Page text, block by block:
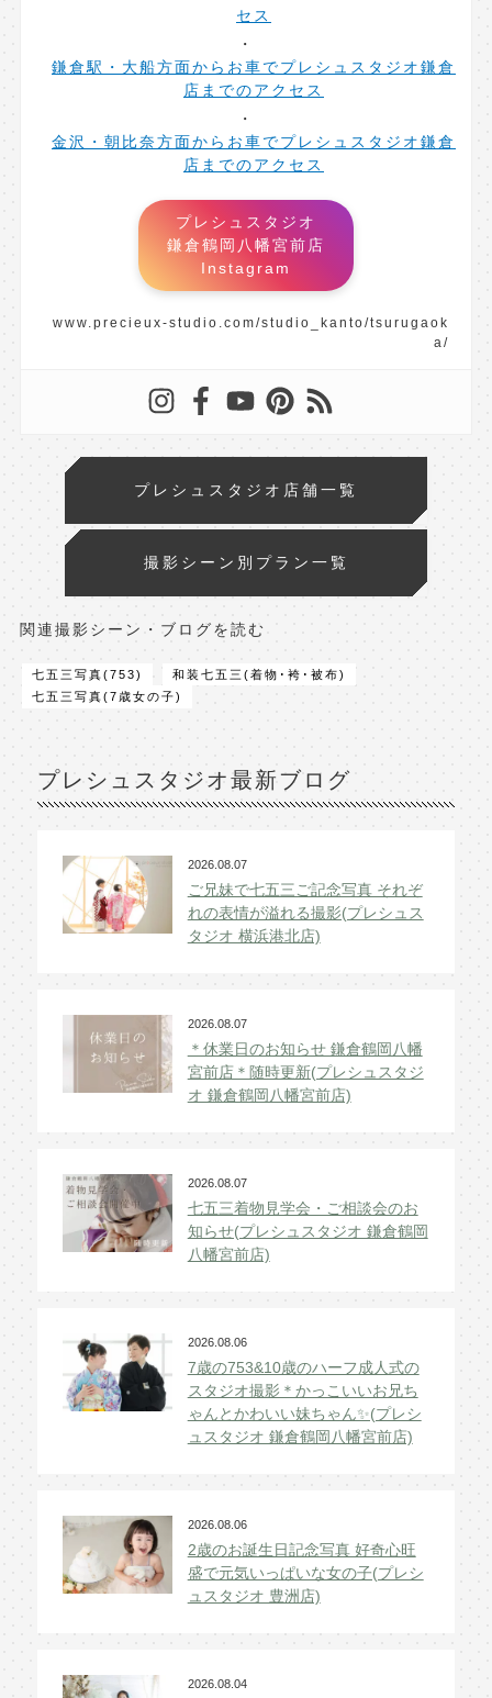
セス
鎌倉駅・大船方面からお車でプレシュスタジオ鎌倉
店までのアクセス
金沢・朝比奈方面からお車でプレシュスタジオ鎌倉
店までのアクセス
プレシュスタジオ
鎌倉鶴岡八幡宮前店
Instagram
www.precieux-studio.com/studio_kanto/tsurugaok
a/
プレシュスタジオ店舗一覧
撮影シーン別プラン一覧
関連撮影シーン・ブログを読む
七五三写真(753)
和装七五三(着物･袴･被布)
七五三写真(7歳女の子)
プレシュスタジオ最新ブログ
2026.08.07
ご兄妹で七五三ご記念写真 それぞ
れの表情が溢れる撮影(プレシュス
タジオ 横浜港北店)
2026.08.07
＊休業日のお知らせ 鎌倉鶴岡八幡
宮前店＊随時更新(プレシュスタジ
オ 鎌倉鶴岡八幡宮前店)
2026.08.07
七五三着物見学会・ご相談会のお
知らせ(プレシュスタジオ 鎌倉鶴岡
八幡宮前店)
2026.08.06
7歳の753&10歳のハーフ成人式の
スタジオ撮影＊かっこいいお兄ち
ゃんとかわいい妹ちゃん✨(プレシ
ュスタジオ 鎌倉鶴岡八幡宮前店)
2026.08.06
2歳のお誕生日記念写真 好奇心旺
盛で元気いっぱいな女の子(プレシ
ュスタジオ 豊洲店)
2026.08.04